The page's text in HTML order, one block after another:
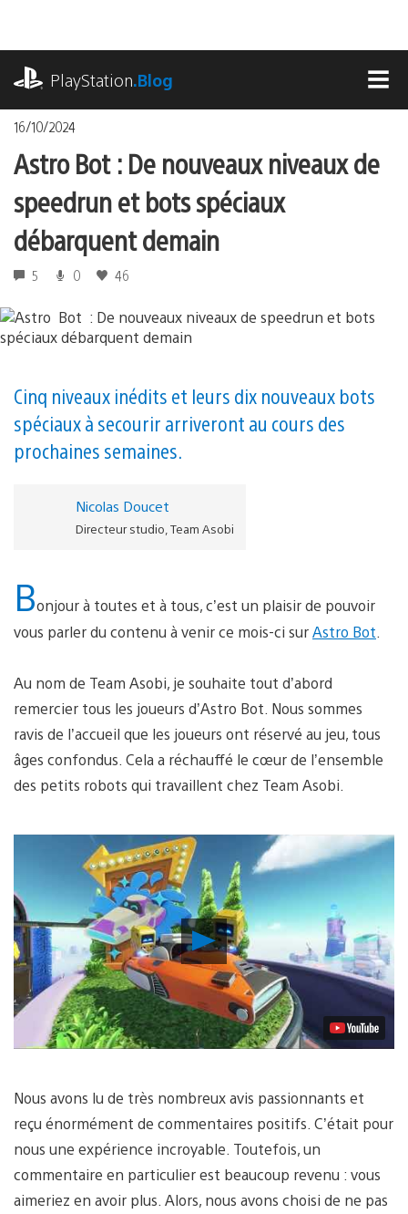
contenu
PlayStation.Blog
16/10/2024
Astro Bot : De nouveaux niveaux de
speedrun et bots spéciaux
débarquent demain
5 0 46
Cinq niveaux inédits et leurs dix nouveaux bots
spéciaux à secourir arriveront au cours des
prochaines semaines.
Nicolas Doucet
Directeur studio, Team Asobi
Bonjour à toutes et à tous, c’est un plaisir de pouvoir
vous parler du contenu à venir ce mois-ci surAstro Bot
Au nom de Team Asobi, je souhaite tout d’abord
remercier tous les joueurs d’Astro Bot. Nous sommes
ravis de l’accueil que les joueurs ont réservé au jeu, tous
âges confondus. Cela a réchauffé le cœur de l’ensemble
des petits robots qui travaillent chez Team Asobi.
Lancer
la
vidéo
Nous avons lu de très nombreux avis passionnants et
reçu énormément de commentaires positifs. C’était pour
nous une expérience incroyable. Toutefois, un
commentaire en particulier est beaucoup revenu : vous
aimeriez en avoir plus. Alors, nous avons choisi de ne pas